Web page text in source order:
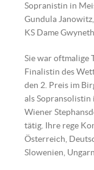
Sopranistin in
Gundula
KS Dame
Sie war oftmalige
Finalistin des
den 2. Preis im
als
Wiener
tätig. Ihre rege
Österreich,
Slowenien,